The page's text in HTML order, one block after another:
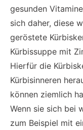
gesunden
sich daher, diese
geröstete
Kürbissuppe mit
Hierfür die
Kürbisinneren
können ziemlich
Wenn sie sich bei
zum Beispiel mit